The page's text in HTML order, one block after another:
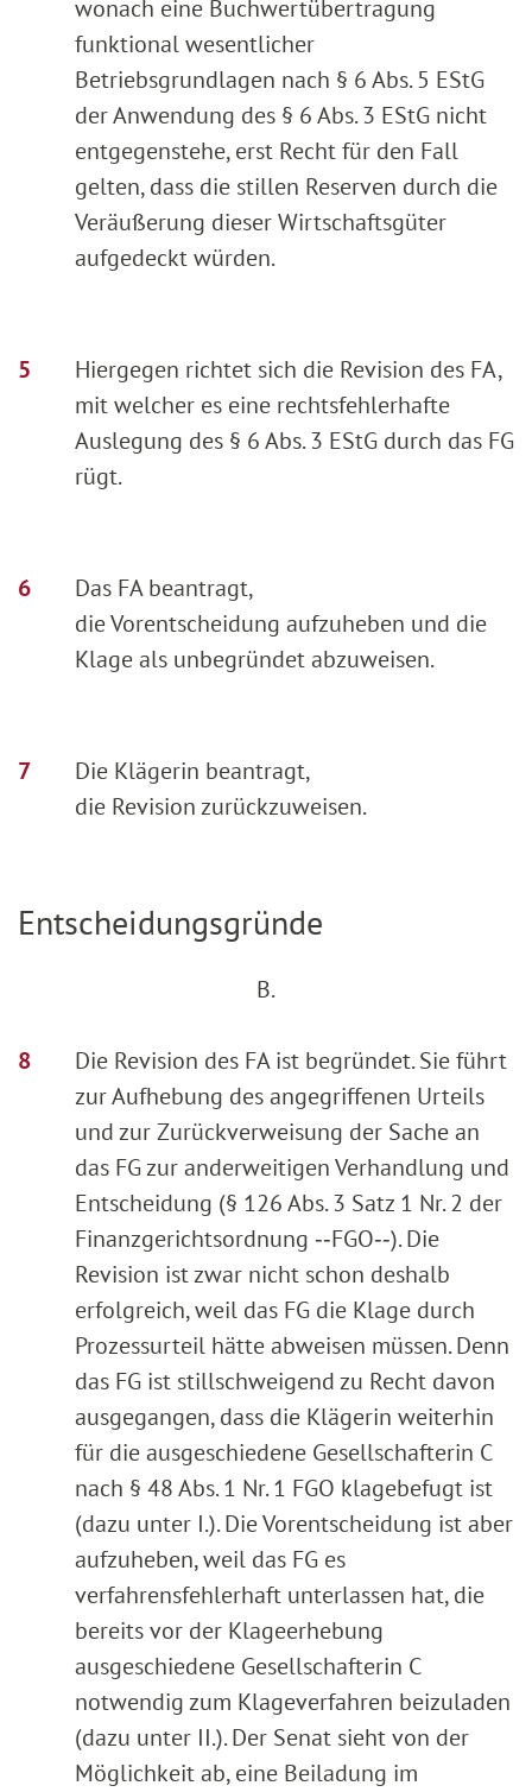
wonach eine Buchwertübertragung
funktional wesentlicher
Betriebsgrundlagen nach § 6 Abs. 5 EStG
der Anwendung des § 6 Abs. 3 EStG nicht
entgegenstehe, erst Recht für den Fall
gelten, dass die stillen Reserven durch die
Veräußerung dieser Wirtschaftsgüter
aufgedeckt würden.
Hiergegen richtet sich die Revision des FA,
mit welcher es eine rechtsfehlerhafte
Auslegung des § 6 Abs. 3 EStG durch das FG
rügt.
Das FA beantragt,
die Vorentscheidung aufzuheben und die
Klage als unbegründet abzuweisen.
Die Klägerin beantragt,
die Revision zurückzuweisen.
Entscheidungsgründe
B.
Die Revision des FA ist begründet. Sie führt
zur Aufhebung des angegriffenen Urteils
und zur Zurückverweisung der Sache an
das FG zur anderweitigen Verhandlung und
Entscheidung (§ 126 Abs. 3 Satz 1 Nr. 2 der
Finanzgerichtsordnung ‑‑FGO‑‑). Die
Revision ist zwar nicht schon deshalb
erfolgreich, weil das FG die Klage durch
Prozessurteil hätte abweisen müssen. Denn
das FG ist stillschweigend zu Recht davon
ausgegangen, dass die Klägerin weiterhin
für die ausgeschiedene Gesellschafterin C
nach § 48 Abs. 1 Nr. 1 FGO klagebefugt ist
(dazu unter I.). Die Vorentscheidung ist aber
aufzuheben, weil das FG es
verfahrensfehlerhaft unterlassen hat, die
bereits vor der Klageerhebung
ausgeschiedene Gesellschafterin C
notwendig zum Klageverfahren beizuladen
(dazu unter II.). Der Senat sieht von der
Möglichkeit ab, eine Beiladung im